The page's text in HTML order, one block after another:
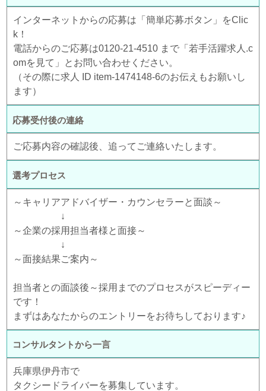
インターネットからの応募は「簡単応募ボタン」をClic
k！
電話からのご応募は0120-21-4510 まで「若手活躍求人.c
omを見て」とお問い合わせください。
（その際に求人 ID item-1474148-6のお伝えもお願いし
ます）
応募受付後の連絡
ご応募内容の確認後、追ってご連絡いたします。
選考プロセス
～キャリアアドバイザー・カウンセラーと面談～
↓
～企業の採用担当者様と面接～
↓
～面接結果ご案内～
担当者との面談後～採用までのプロセスがスピーディー
です！
まずはあなたからのエントリーをお待ちしております♪
コンサルタントから一言
兵庫県伊丹市で
タクシードライバーを募集しています。